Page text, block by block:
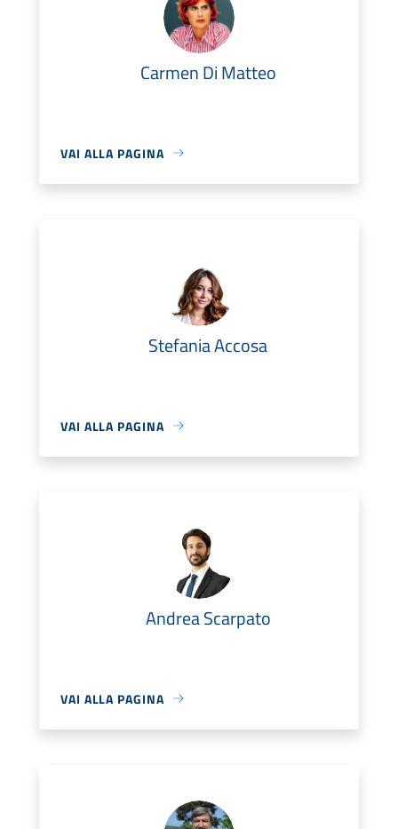
Carmen Di Matteo
VAI ALLA PAGINA
Stefania Accosa
VAI ALLA PAGINA
Andrea Scarpato
VAI ALLA PAGINA